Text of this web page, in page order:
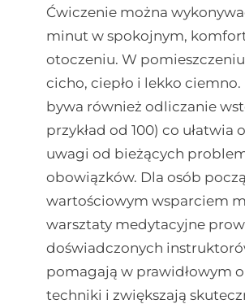
Ćwiczenie można
minut w spokojnym,
otoczeniu. W
cicho, ciepło i lekko
bywa również odliczanie
przykład od 100) co ułatwia
uwagi od bieżących
obowiązków. Dla osób
wartościowym wsparciem
warsztaty medytacyjne
doświadczonych
pomagają w prawidłowym
techniki i zwiększają